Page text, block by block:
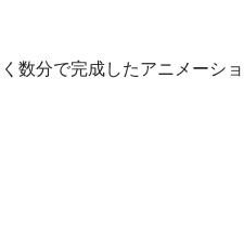
数分で完成したアニメーショ